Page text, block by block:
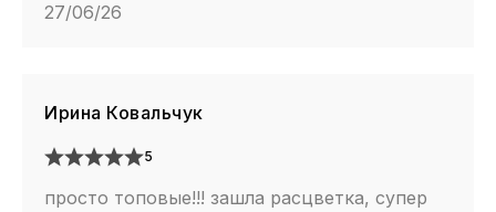
27/06/26
Ирина Ковальчук
5
просто топовые!!! зашла расцветка, супер